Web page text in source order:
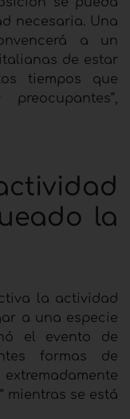
necesaria. Una
a un
de estar
tiempos que
la
la actividad
a una especie
el evento de
formas de
mientras se está